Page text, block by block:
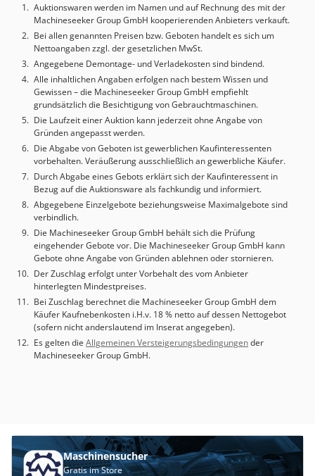
ENGLISCH, DEUTSCH, FRANZÖSISCH, RUSSISCH,
UKRAINISCH. In unserem Angebot finden Sie Backöfen,
Stikkenöfen, Etagenöfen, Konditoreiöfen, Ladenöfen,
Bäckereimaschinen, Brotanlagen, Brötchenanlagen,
Kuchenteiganlagen, Croissantanlagen,
Baguettemaschinen, Knetmaschinen, Mixer,
Ausrollmaschinen, Hörnchenmaschinen. Dcodpfxezix Ame
Akrok Sehen Sie sich alle unsere Angebote an.
Auktionswaren werden im Namen und auf Rechnung des mit der
Machineseeker Group GmbH kooperierenden Anbieters verkauft.
Bei allen genannten Preisen bzw. Geboten handelt es sich um
Nettoangaben zzgl. der gesetzlichen MwSt.
Angegebene Demontage- und Verladekosten sind bindend.
Alle inhaltlichen Angaben erfolgen nach bestem Wissen und
Gewissen – die Machineseeker Group GmbH empfiehlt
grundsätzlich die Besichtigung von Gebrauchtmaschinen.
Die Laufzeit einer Auktion kann jederzeit ohne Angabe von
Gründen angepasst werden.
Die Abgabe von Geboten ist gewerblichen Kaufinteressenten
vorbehalten. Veräußerung ausschließlich an gewerbliche Käufer.
Durch Abgabe eines Gebots erklärt sich der Kaufinteressent in
Bezug auf die Auktionsware als fachkundig und informiert.
Abgegebene Einzelgebote beziehungsweise Maximalgebote sind
verbindlich.
Die Machineseeker Group GmbH behält sich die Prüfung
eingehender Gebote vor. Die Machineseeker Group GmbH kann
Gebote ohne Angabe von Gründen ablehnen oder stornieren.
Der Zuschlag erfolgt unter Vorbehalt des vom Anbieter
hinterlegten Mindestpreises.
Bei Zuschlag berechnet die Machineseeker Group GmbH dem
Käufer Kaufnebenkosten i.H.v. 18 % netto auf dessen Nettogebot
(sofern nicht anderslautend im Inserat angegeben).
Es gelten die Allgemeinen Versteigerungsbedingungender
Machineseeker Group GmbH.
Maschinensucher
Gratis im Store